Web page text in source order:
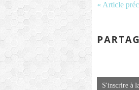
« Article
S'inscrire à